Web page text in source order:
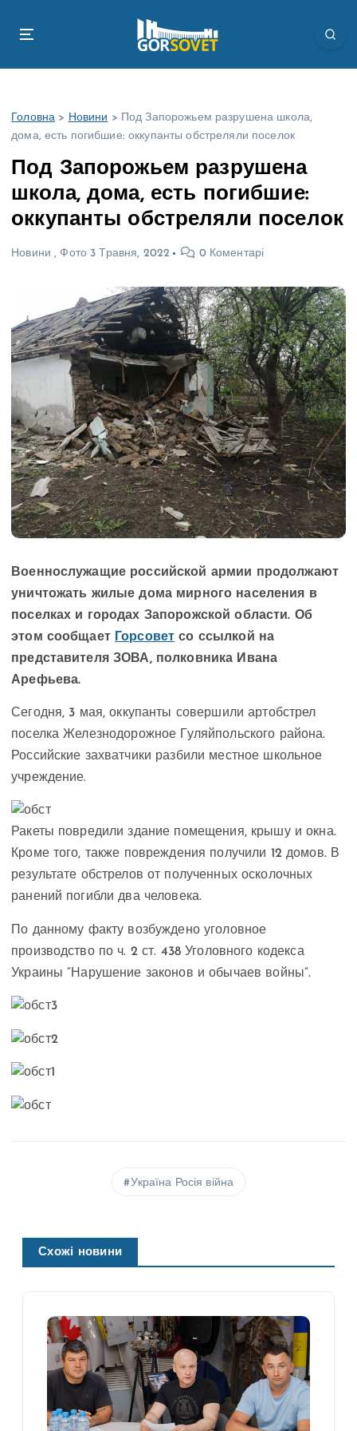
Головна > Новини >
Под Запорожьем разрушена школа,
дома, есть погибшие: оккупанты обстреляли поселок
Под Запорожьем разрушена
школа, дома, есть погибшие:
оккупанты обстреляли поселок
Новини , Фото 3 Травня, 2022 0 Коментарі
Военнослужащие российской армии продолжают
уничтожать жилые дома мирного населения в
поселках и городах Запорожской области. Об
этом сообщает
Горсовет со ссылкой на
представителя ЗОВА, полковника Ивана
Арефьева.
Сегодня, 3 мая, оккупанты совершили артобстрел
поселка Железнодорожное Гуляйпольского района.
Российские захватчики разбили местное школьное
учреждение.
Ракеты повредили здание помещения, крышу и окна.
Кроме того, также повреждения получили 12 домов. В
результате обстрелов от полученных осколочных
ранений погибли два человека.
По данному факту возбуждено уголовное
производство по ч. 2 ст. 438 Уголовного кодекса
Украины “Нарушение законов и обычаев войны”.
Україна Росія війна
Схожі новини